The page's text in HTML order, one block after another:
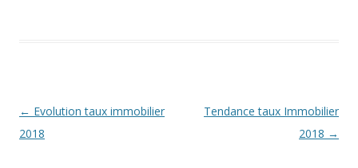
Navigation
des
← Evolution taux immobilier
2018
Tendance taux Immobilier
2018 →